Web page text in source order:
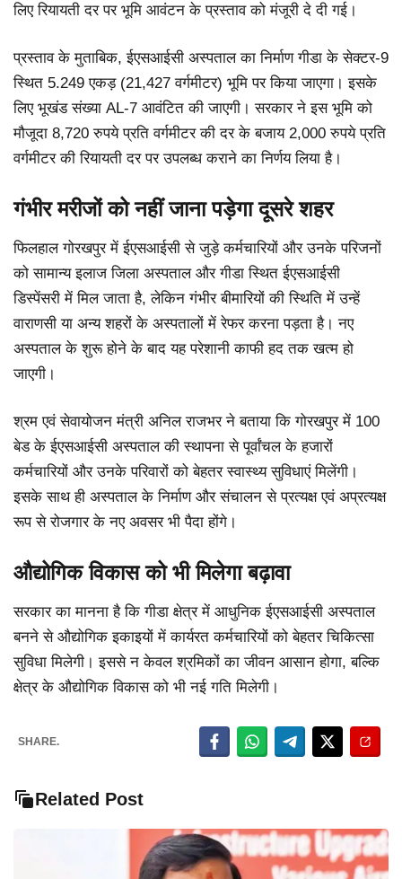
लिए रियायती दर पर भूमि आवंटन के प्रस्ताव को मंजूरी दे दी गई।
प्रस्ताव के मुताबिक, ईएसआईसी अस्पताल का निर्माण गीडा के सेक्टर-9
स्थित 5.249 एकड़ (21,427 वर्गमीटर) भूमि पर किया जाएगा। इसके
लिए भूखंड संख्या AL-7 आवंटित की जाएगी। सरकार ने इस भूमि को
मौजूदा 8,720 रुपये प्रति वर्गमीटर की दर के बजाय 2,000 रुपये प्रति
वर्गमीटर की रियायती दर पर उपलब्ध कराने का निर्णय लिया है।
गंभीर मरीजों को नहीं जाना पड़ेगा दूसरे शहर
फिलहाल गोरखपुर में ईएसआईसी से जुड़े कर्मचारियों और उनके परिजनों
को सामान्य इलाज जिला अस्पताल और गीडा स्थित ईएसआईसी
डिस्पेंसरी में मिल जाता है, लेकिन गंभीर बीमारियों की स्थिति में उन्हें
वाराणसी या अन्य शहरों के अस्पतालों में रेफर करना पड़ता है। नए
अस्पताल के शुरू होने के बाद यह परेशानी काफी हद तक खत्म हो
जाएगी।
श्रम एवं सेवायोजन मंत्री अनिल राजभर ने बताया कि गोरखपुर में 100
बेड के ईएसआईसी अस्पताल की स्थापना से पूर्वांचल के हजारों
कर्मचारियों और उनके परिवारों को बेहतर स्वास्थ्य सुविधाएं मिलेंगी।
इसके साथ ही अस्पताल के निर्माण और संचालन से प्रत्यक्ष एवं अप्रत्यक्ष
रूप से रोजगार के नए अवसर भी पैदा होंगे।
औद्योगिक विकास को भी मिलेगा बढ़ावा
सरकार का मानना है कि गीडा क्षेत्र में आधुनिक ईएसआईसी अस्पताल
बनने से औद्योगिक इकाइयों में कार्यरत कर्मचारियों को बेहतर चिकित्सा
सुविधा मिलेगी। इससे न केवल श्रमिकों का जीवन आसान होगा, बल्कि
क्षेत्र के औद्योगिक विकास को भी नई गति मिलेगी।
SHARE.
Related Post